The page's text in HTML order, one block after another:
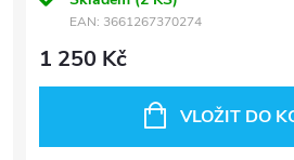
EAN: 3661267370274
1 250 Kč
VLOŽIT DO